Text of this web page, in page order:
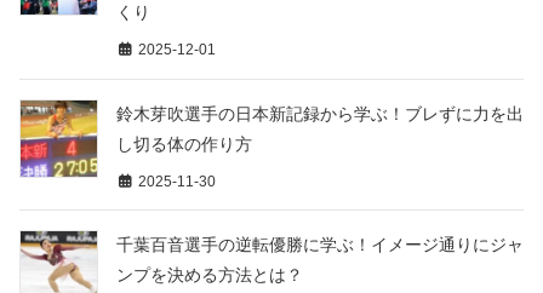
くり
2025-12-01
鈴木芽吹選手の日本新記録から学ぶ！ブレずに力を出
し切る体の作り方
2025-11-30
千葉百音選手の逆転優勝に学ぶ！イメージ通りにジャ
ンプを決める方法とは？